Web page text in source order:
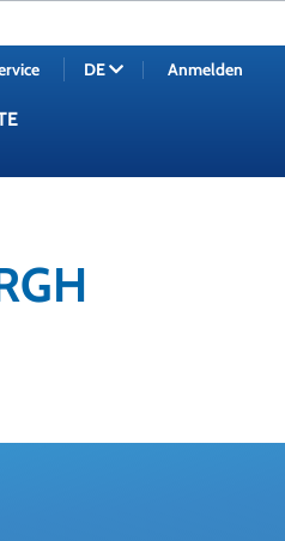
DE Anmelden